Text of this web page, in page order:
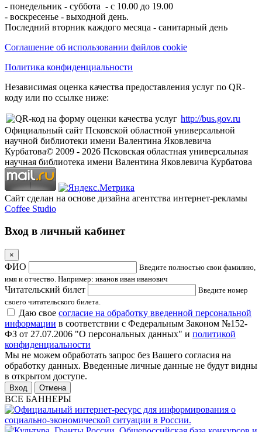
- понедельник - суббота - с 10.00 до 19.00
- воскресенье - выходной день.
Последний вторник каждого месяца - санитарный день
Соглашение об использовании файлов cookie
Политика конфиденциальности
Независимая оценка качества предоставления услуг по QR-
коду или по ссылке ниже:
http://bus.gov.ru
Официальный сайт Псковской областной универсальной
научной библиотеки имени Валентина Яковлевича
Курбатова© 2009 - 2026 Псковская областная универсальная
научная библиотека имени Валентина Яковлевича Курбатова
Сайт сделан на основе дизайна агентства интернет-рекламы
Coffee Studio
Вход в личный кабинет
×
ФИО
Введите полностью свои фамилию,
имя и отчество. Например: иванов иван иванович
Читательский билет
Введите номер
своего читательского билета.
Даю свое согласие на обработку введенной персональной
информации в соответствии с Федеральным Законом №152-
ФЗ от 27.07.2006 "О персональных данных" и политикой
конфиденциальности
Мы не можем обработать запрос без Вашего согласия на
обработку данных. Введенные личные данные не будут видны
в открытом доступе.
Отмена
ВСЕ БАННЕРЫ